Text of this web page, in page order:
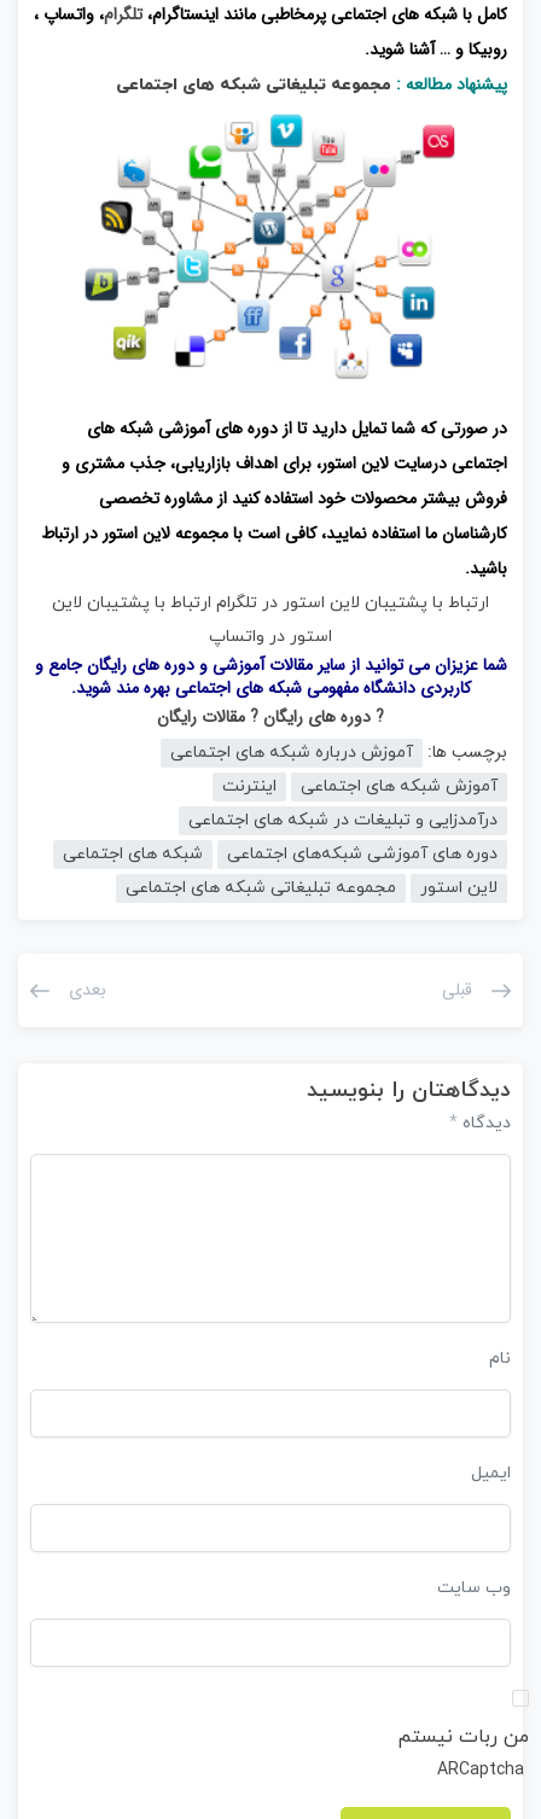
کامل با شبکه های اجتماعی پرمخاطبی مانند اینستاگرام،تلگرام، واتساپ ،
روبیکا و … آشنا شوید.
پیشنهاد مطالعه : مجموعه تبلیغاتی شبکه های اجتماعی
در صورتی که شما تمایل دارید تا از دوره های آموزشی شبکه های
اجتماعی درسایت لاین استور، برای اهداف بازاریابی، جذب مشتری و
فروش بیشتر محصولات خود استفاده کنید از مشاوره تخصصی
کارشناسان ما استفاده نمایید، کافی است با مجموعه لاین استور در ارتباط
باشید.
ارتباط با پشتیبان لاین استور در تلگرام ارتباط با پشتیبان لاین
استور در واتساپ
شما عزیزان می توانید از سایر مقالات آموزشی و دوره های رایگان جامع و
کاربردیدانشگاه مفهومی شبکه های اجتماعیبهره مند شوید.
? دوره های رایگان? مقالات رایگان
برچسب ها:
آموزش درباره شبکه های اجتماعی
آموزش شبکه های اجتماعی
اینترنت
درآمدزایی و تبلیغات در شبکه های اجتماعی
دوره‌ های آموزشی شبکه‌های اجتماعی
شبکه های اجتماعی
لاین استور
مجموعه تبلیغاتی شبکه های اجتماعی
قبلی بعدی
دیدگاهتان را بنویسید
دیدگاه *
نام
ایمیل
وب‌ سایت
من ربات نیستم
ARCaptcha